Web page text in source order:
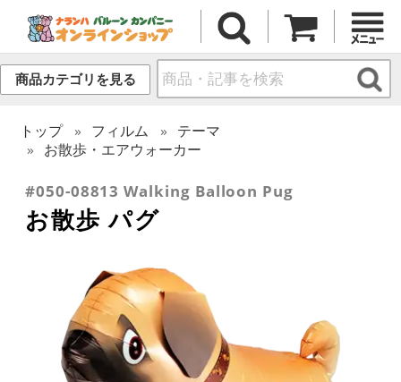
商品カテゴリを見る
トップ フィルム
テーマ
お散歩・エアウォーカー
#050-08813 Walking Balloon Pug
お散歩 パグ